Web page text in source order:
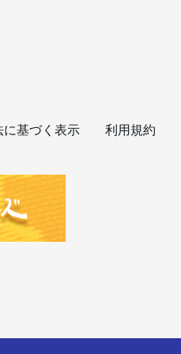
に基づく表示 利用規約